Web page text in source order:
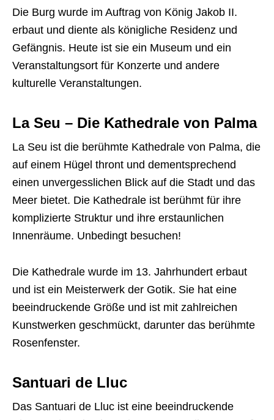
Die Burg wurde im Auftrag von König Jakob II.
erbaut und diente als königliche Residenz und
Gefängnis. Heute ist sie ein Museum und ein
Veranstaltungsort für Konzerte und andere
kulturelle Veranstaltungen.
La Seu – Die Kathedrale von Palma
La Seu ist die berühmte Kathedrale von Palma, die
auf einem Hügel thront und dementsprechend
einen unvergesslichen Blick auf die Stadt und das
Meer bietet. Die Kathedrale ist berühmt für ihre
komplizierte Struktur und ihre erstaunlichen
Innenräume. Unbedingt besuchen!
Die Kathedrale wurde im 13. Jahrhundert erbaut
und ist ein Meisterwerk der Gotik. Sie hat eine
beeindruckende Größe und ist mit zahlreichen
Kunstwerken geschmückt, darunter das berühmte
Rosenfenster.
Santuari de Lluc
Das Santuari de Lluc ist eine beeindruckende